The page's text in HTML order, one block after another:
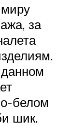
за
белом
шик.